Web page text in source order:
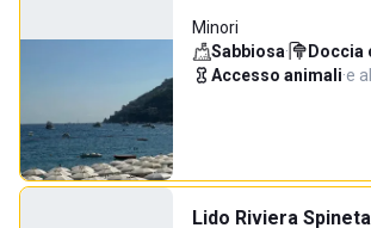
Minori
Sabbiosa· Doccia
Accesso animali·e
Lido Riviera Spineta